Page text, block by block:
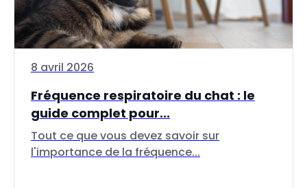
8 avril 2026
Fréquence respiratoire du chat : le
guide complet pour...
Tout ce que vous devez savoir sur
l'importance de la fréquence...